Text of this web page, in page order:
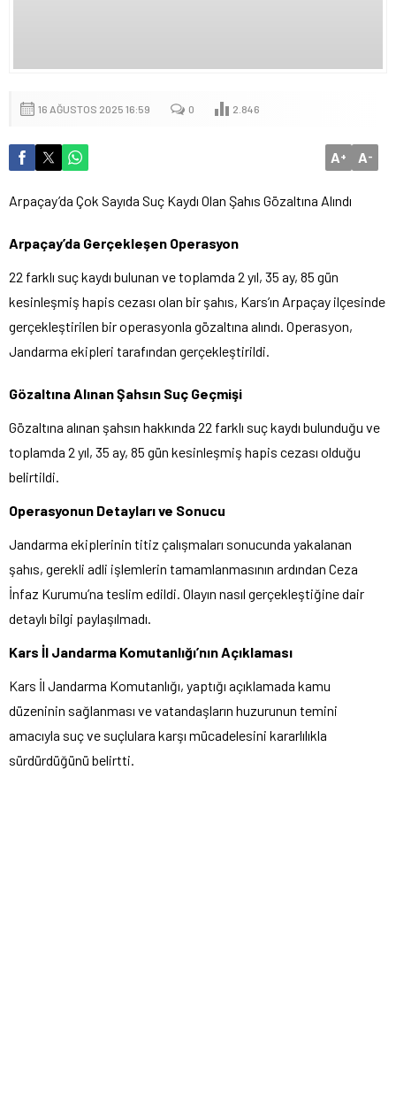
16 AĞUSTOS 2025 16:59 0 2.846
A+ A-
Arpaçay’da Çok Sayıda Suç Kaydı Olan Şahıs Gözaltına Alındı
Arpaçay’da Gerçekleşen Operasyon
22 farklı suç kaydı bulunan ve toplamda 2 yıl, 35 ay, 85 gün
kesinleşmiş hapis cezası olan bir şahıs, Kars’ın Arpaçay ilçesinde
gerçekleştirilen bir operasyonla gözaltına alındı. Operasyon,
Jandarma ekipleri tarafından gerçekleştirildi.
Gözaltına Alınan Şahsın Suç Geçmişi
Gözaltına alınan şahsın hakkında 22 farklı suç kaydı bulunduğu ve
toplamda 2 yıl, 35 ay, 85 gün kesinleşmiş hapis cezası olduğu
belirtildi.
Operasyonun Detayları ve Sonucu
Jandarma ekiplerinin titiz çalışmaları sonucunda yakalanan
şahıs, gerekli adli işlemlerin tamamlanmasının ardından Ceza
İnfaz Kurumu’na teslim edildi. Olayın nasıl gerçekleştiğine dair
detaylı bilgi paylaşılmadı.
Kars İl Jandarma Komutanlığı’nın Açıklaması
Kars İl Jandarma Komutanlığı, yaptığı açıklamada kamu
düzeninin sağlanması ve vatandaşların huzurunun temini
amacıyla suç ve suçlulara karşı mücadelesini kararlılıkla
sürdürdüğünü belirtti.